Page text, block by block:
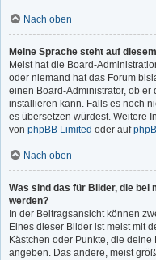
Nach oben
Meine Sprache steht auf
Meist hat die Board-
oder niemand hat das Forum
einen Board-Administrator, ob
installieren kann. Falls es noch
es übersetzen würdest. Weitere
von phpBB Limited oder auf
Nach oben
Was sind das für Bilder, die bei
werden?
In der Beitragsansicht können
Eines dieser Bilder ist meist mit
Kästchen oder Punkte, die
angeben. Das andere, meist